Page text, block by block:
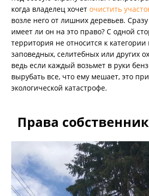
когда владелец хочеточистить
возле него от лишних деревьев.
имеет ли он на это право? С одной
территория не относится к
заповедных, селитебных или других
ведь если каждый возьмет в руки
вырубать все, что ему мешает, это
экологической катастрофе.
Права